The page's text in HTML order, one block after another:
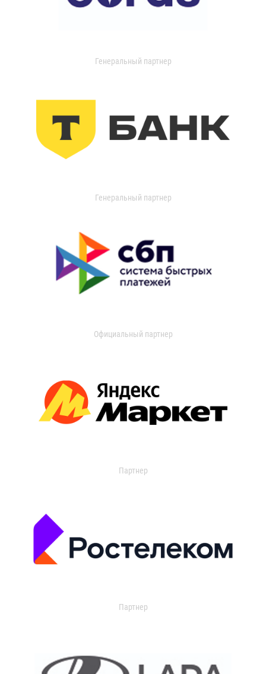
Генеральный партнер
Генеральный партнер
Официальный партнер
Партнер
Партнер